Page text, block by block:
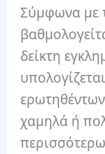
Σύμφωνα με
δείκτη
χαμηλά ή